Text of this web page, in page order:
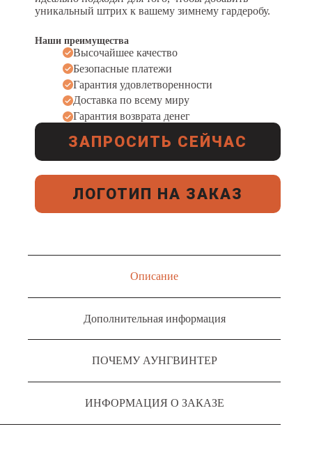
уникальный штрих к вашему зимнему гардеробу.
Наши преимущества
Высочайшее качество
Безопасные платежи
Гарантия удовлетворенности
Доставка по всему миру
Гарантия возврата денег
ЗАПРОСИТЬ СЕЙЧАС
ЛОГОТИП НА ЗАКАЗ
Описание
Дополнительная информация
ПОЧЕМУ АУНГВИНТЕР
ИНФОРМАЦИЯ О ЗАКАЗЕ